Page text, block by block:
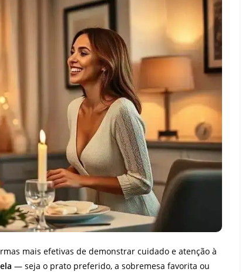
mais efetivas de demonstrar cuidado e atenção à
— seja o prato preferido, a sobremesa favorita ou